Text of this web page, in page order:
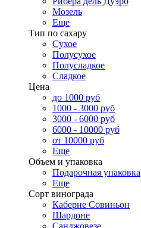
Мозель
Еще
Тип по сахару
Сухое
Полусухое
Полусладкое
Сладкое
Цена
до 1000 руб
1000 - 3000 руб
3000 - 6000 руб
6000 - 10000 руб
от 10000 руб
Еще
Объем и упаковка
Подарочная упаковка
Еще
Сорт винограда
Каберне Совиньон
Шардоне